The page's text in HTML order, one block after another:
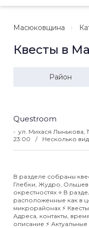
Масюковщина
Квесты в
Район
Questroom
ул. Михася Лынькова,
23:00
Несколько
В разделе собраны
Глебки, Жудро,
окрестностях ⭐️ В
расположенные как в
микрорайонах ⚡️
Адреса, контакты,
описание ⚡️